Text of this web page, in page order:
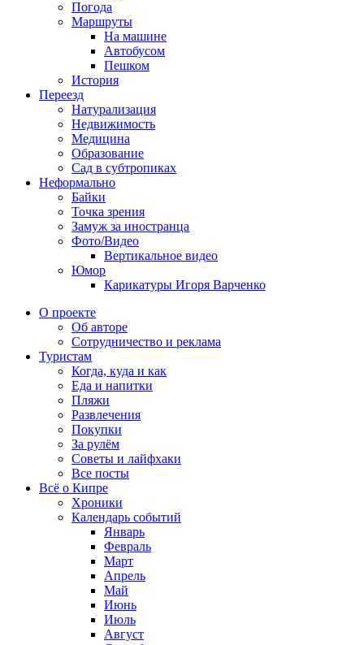
Погода
Маршруты
На машине
Автобусом
Пешком
История
Переезд
Натурализация
Недвижимость
Медицина
Образование
Сад в субтропиках
Неформально
Байки
Точка зрения
Замуж за иностранца
Фото/Видео
Вертикальное видео
Юмор
Карикатуры Игоря Варченко
О проекте
Об авторе
Сотрудничество и реклама
Туристам
Когда, куда и как
Еда и напитки
Пляжи
Развлечения
Покупки
За рулём
Советы и лайфхаки
Все посты
Всё о Кипре
Хроники
Календарь событий
Январь
Февраль
Март
Апрель
Май
Июнь
Июль
Август